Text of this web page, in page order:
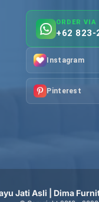
ORDER
+62 823-
Instagram
Pinterest
Jati Asli | Dima